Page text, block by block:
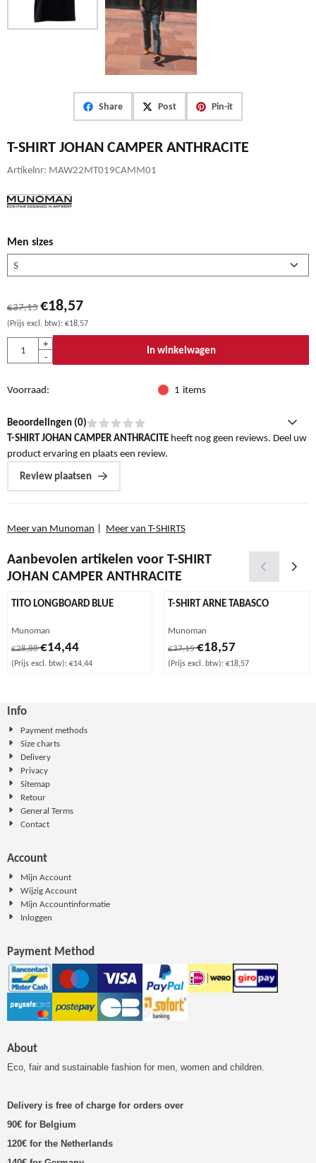
Share Post Pin-it
T-SHIRT JOHAN CAMPER ANTHRACITE
Artikelnr: MAW22MT019CAMM01
Men sizes
€37,15€18,57
(Prijs excl. btw): €18,57
Aantal
+
-
In winkelwagen
Voorraad: 1 items
Beoordelingen (0)
T-SHIRT JOHAN CAMPER ANTHRACITE heeft nog geen reviews. Deel uw
product ervaring en plaats een review.
Review plaatsen
Meer van Munoman | Meer van T-SHIRTS
Aanbevolen artikelen voor T-SHIRT
JOHAN CAMPER ANTHRACITE
TITO LONGBOARD BLUE
Merk:
Munoman
Van 28,88 voor 14,44, exclusief btw: 14,44
€28,88€14,44
(Prijs excl. btw): €14,44
T-SHIRT ARNE TABASCO
Merk:
Munoman
Van 37,15 voor 18,57, exclusief
€37,15€18,57
(Prijs excl. btw): €18,57
Info
Payment methods
Size charts
Delivery
Privacy
Sitemap
Retour
General Terms
Contact
Account
Mijn Account
Wijzig Account
Mijn Accountinformatie
Inloggen
Payment Method
About
Eco, fair and sustainable fashion for men, women and children.
Delivery is free of charge for orders over
90€ for Belgium
120€ for the Netherlands